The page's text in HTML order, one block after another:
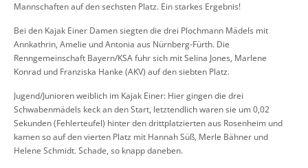
Mannschaften auf den sechsten Platz. Ein starkes Ergebnis!
Bei den Kajak Einer Damen siegten die drei Plochmann Mädels mit
Annkathrin, Amelie und Antonia aus Nürnberg-Fürth. Die
Renngemeinschaft Bayern/KSA fuhr sich mit Selina Jones, Marlene
Konrad und Franziska Hanke (AKV) auf den siebten Platz.
Jugend/Junioren weiblich im Kajak Einer: Hier gingen die drei
Schwabenmädels keck an den Start, letztendlich waren sie um 0,02
Sekunden (Fehlerteufel) hinter den drittplatzierten aus Rosenheim und
kamen so auf den vierten Platz mit Hannah Süß, Merle Bähner und
Helene Schmidt. Schade, so knapp daneben.